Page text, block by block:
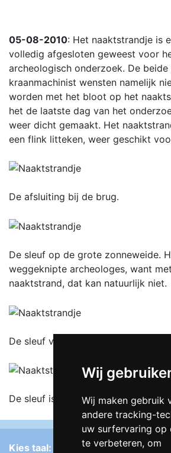
Wij
Wij maken gebruik
andere tracking-
uw surfervaring op
te verbeteren, om
05-08-2010: Het naaktstrandje is
volledig afgesloten geweest voor
archeologisch onderzoek. De
kraanmachinist wensten namelijk
worden met het bloot op het
het de laatste dag van het
weer dicht gemaakt. Het
een flink litteken, weer geschikt
De afsluiting bij de brug.
De sleuf op de grote zonneweide.
weggeknipte archeologes, want
naaktstrand, dat kan natuurlijk niet.
De sleuf van de andere zijde.
De sleuf is weer dicht. Wordt
Kies taal: